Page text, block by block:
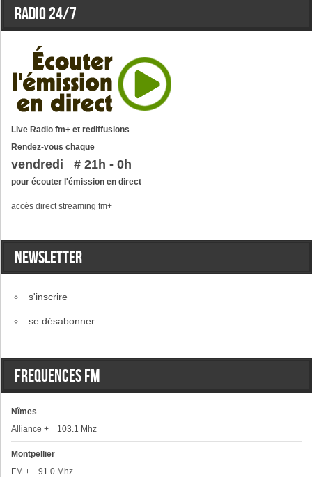
Radio 24/7
Live Radio fm+ et rediffusions
Rendez-vous chaque
vendredi # 21h - 0h
pour écouter l'émission en direct
accès direct streaming fm+
Newsletter
s'inscrire
se désabonner
Frequences FM
Nîmes
Alliance + 103.1 Mhz
Montpellier
FM + 91.0 Mhz